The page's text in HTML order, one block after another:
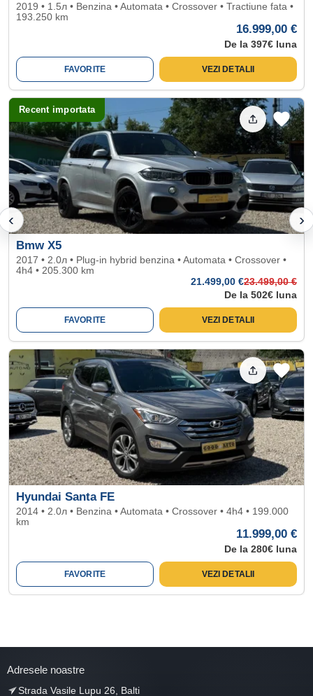
‹ ›
2019 • 1.5л • Benzina • Automata • Crossover • Tractiune fata •
193.250 km
16.999,00 €
De la 397€ luna
FAVORITE VEZI DETALII
Recent importata
Bmw X5
2017 • 2.0л • Plug-in hybrid benzina • Automata • Crossover •
4h4 • 205.300 km
21.499,00 €23.499,00 €
De la 502€ luna
FAVORITE VEZI DETALII
Hyundai Santa FE
2014 • 2.0л • Benzina • Automata • Crossover • 4h4 • 199.000
km
11.999,00 €
De la 280€ luna
FAVORITE VEZI DETALII
Adresele noastre
Strada Vasile Lupu 26, Balti